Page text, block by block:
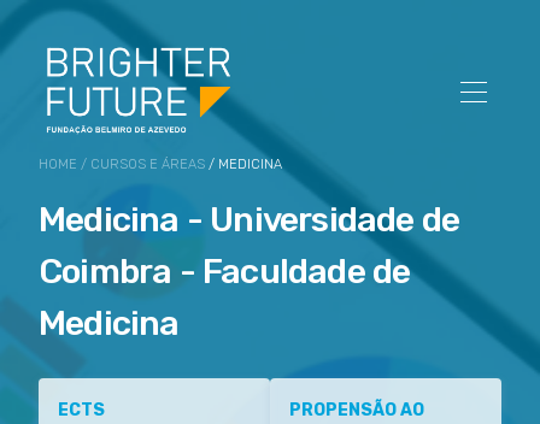
HOME / CURSOS E ÁREAS / MEDICINA
Medicina - Universidade de
Coimbra - Faculdade de
Medicina
ECTS
PROPENSÃO AO